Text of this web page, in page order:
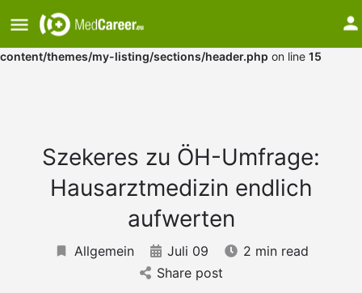
Warning: Undefined array key "medium" in
/var/www/vhosts/mkggnazs.host241.checkdomain.de/htdocs/
content/themes/my-listing/sections/header.php on line 15
Szekeres zu ÖH-Umfrage:
Hausarztmedizin endlich
aufwerten
Allgemein Juli 09
2 min read
Share post